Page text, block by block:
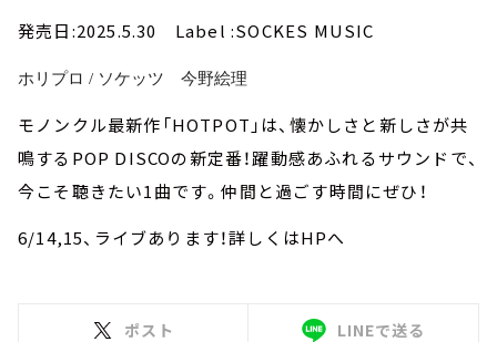
発売日:2025.5.30 Label :SOCKES MUSIC
ホリプロ / ソケッツ 今野絵理
モノンクル最新作「HOTPOT」は、懐かしさと新しさが共
鳴するPOP DISCOの新定番！躍動感あふれるサウンドで、
今こそ聴きたい1曲です。仲間と過ごす時間にぜひ！
6/14,15、ライブあります！詳しくはHPへ
ポスト LINEで送る